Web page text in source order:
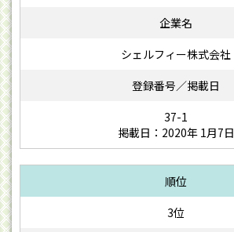
シェルフィー株式会社
37-1
掲載日：2020年 1月7日
3位